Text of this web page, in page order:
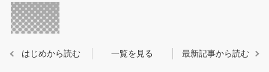
はじめから読む 一覧を見る 最新記事から読む